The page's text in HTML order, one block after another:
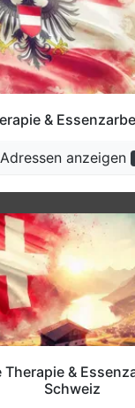
&
Adressen anzeigen
Therapie &
Schweiz